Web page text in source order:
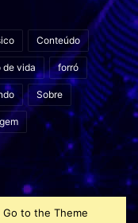
Conteúdo
de vida forró
Sobre
Go to the Theme